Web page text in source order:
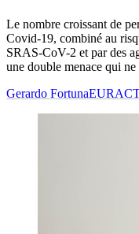
Le nombre croissant de
Covid-19, combiné au
SRAS-CoV-2 et par des
une double menace qui
Gerardo Fortuna